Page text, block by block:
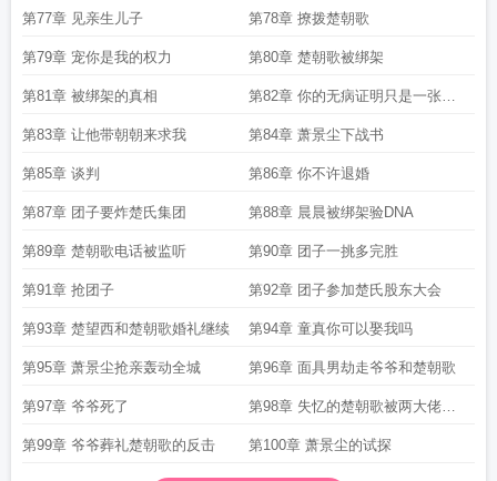
第77章 见亲生儿子 第78章 撩拨楚朝歌
第79章 宠你是我的权力 第80章 楚朝歌被绑架
第81章 被绑架的真相 第82章 你的无病证明只是一张废
纸
第83章 让他带朝朝来求我 第84章 萧景尘下战书
第85章 谈判 第86章 你不许退婚
第87章 团子要炸楚氏集团 第88章 晨晨被绑架验DNA
第89章 楚朝歌电话被监听 第90章 团子一挑多完胜
第91章 抢团子 第92章 团子参加楚氏股东大会
第93章 楚望西和楚朝歌婚礼继续 第94章 童真你可以娶我吗
第95章 萧景尘抢亲轰动全城 第96章 面具男劫走爷爷和楚朝歌
第97章 爷爷死了 第98章 失忆的楚朝歌被两大佬抢
夺
第99章 爷爷葬礼楚朝歌的反击 第100章 萧景尘的试探